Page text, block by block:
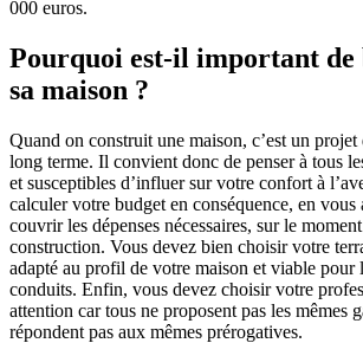
000 euros.
Pourquoi est-il important de
sa maison ?
Quand on construit une maison, c’est un projet
long terme. Il convient donc de penser à tous
et susceptibles d’influer sur votre confort à
calculer votre budget en conséquence, en vous
couvrir les dépenses nécessaires, sur le
construction. Vous devez bien choisir votre
adapté au profil de votre maison et viable pour
conduits. Enfin, vous devez choisir votre
attention car tous ne proposent pas les mêmes
répondent pas aux mêmes prérogatives.